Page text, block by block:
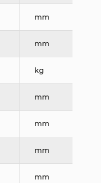
mm
mm
kg
mm
mm
mm
mm